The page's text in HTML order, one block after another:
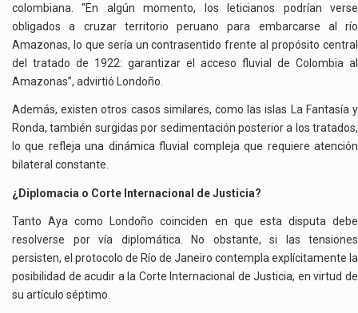
colombiana. “En algún momento, los leticianos podrían verse
obligados a cruzar territorio peruano para embarcarse al río
Amazonas, lo que sería un contrasentido frente al propósito central
del tratado de 1922: garantizar el acceso fluvial de Colombia al
Amazonas”, advirtió Londoño.
Además, existen otros casos similares, como las islas La Fantasía y
Ronda, también surgidas por sedimentación posterior a los tratados,
lo que refleja una dinámica fluvial compleja que requiere atención
bilateral constante.
¿Diplomacia o Corte Internacional de Justicia?
Tanto Aya como Londoño coinciden en que esta disputa debe
resolverse por vía diplomática. No obstante, si las tensiones
persisten, el protocolo de Río de Janeiro contempla explícitamente la
posibilidad de acudir a la Corte Internacional de Justicia, en virtud de
su artículo séptimo.